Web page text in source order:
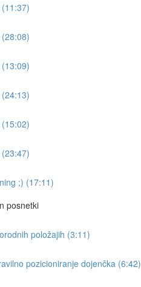
;) (17:11)
posnetki
položajih (3:11)
pozicioniranje dojenčka (6:42)